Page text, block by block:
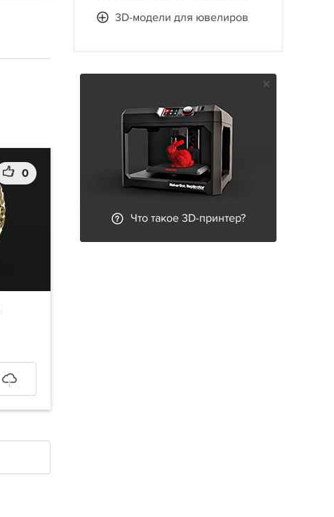
0
3D-модели для ювелиров
Что такое 3D-принтер?